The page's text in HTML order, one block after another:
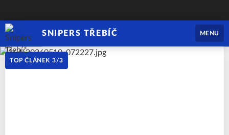
SNIPERS TŘEBÍČ MENU
TOP ČLÁNEK 3/3